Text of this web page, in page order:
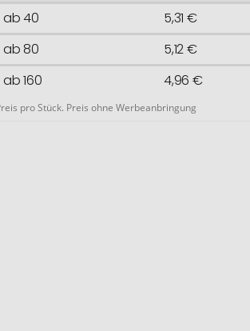
ab 40
5,31 €
ab 80
5,12 €
ab 160
4,96 €
pro Stück. Preis ohne Werbeanbringung